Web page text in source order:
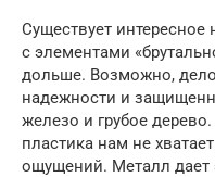
Существует
с элементами
дольше. Возможно,
надежности и
железо и грубое
пластика нам не
ощущений. Металл дает